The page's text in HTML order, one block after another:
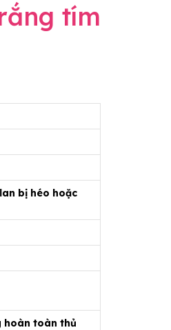
tím
bị héo hoặc
hoàn toàn thủ